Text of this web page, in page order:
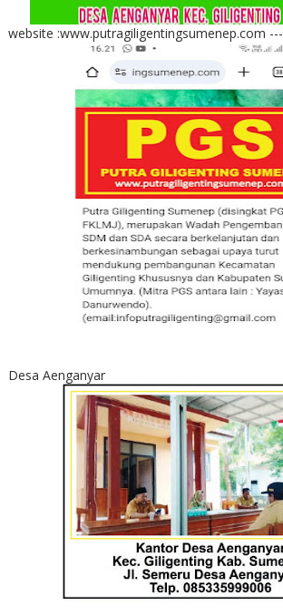
website :www.putragiligentingsumenep.com ---
Desa Aenganyar